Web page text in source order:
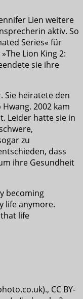
Lien weitere
aktiv. So
Series« für
Lion King 2:
sie ihre
Sie heiratete den
2002 kam
Leider hatte sie in
zu
dass
ihre Gesundheit
becoming
life anymore.
life
CC BY-